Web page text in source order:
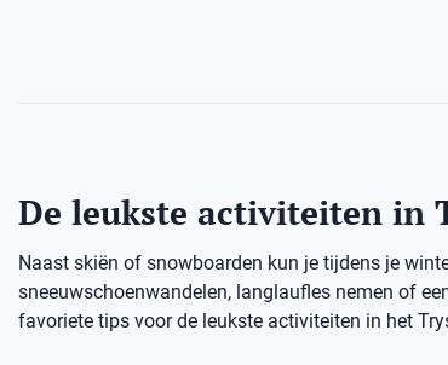
De leukste activiteiten in
Naast skiën of snowboarden kun je tijdens je
sneeuwschoenwandelen, langlaufles nemen of
favoriete tips voor de leukste activiteiten in het